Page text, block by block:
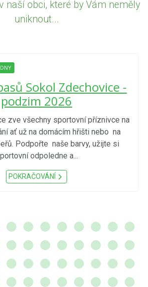
naší obci, které by Vám neměly
uniknout...
Sokol Zdechovice -
podzim 2026
zve všechny sportovní příznivce na
ať už na domácím hřišti nebo na
Podpořte naše barvy, užijte si
odpoledne a...
POKRAČOVÁNÍ